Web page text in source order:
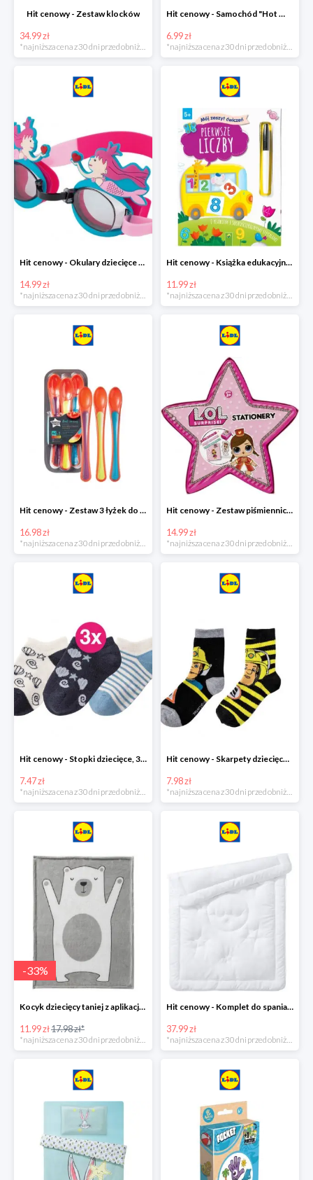
Hit cenowy - Zestaw klocków
34.99 zł
*najniższa cena z 30 dni przed obniżką
Hit cenowy - Samochód "Hot Wheels"
6.99 zł
*najniższa cena z 30 dni przed obniżką
Hit cenowy - Okulary dziecięce do pływania
14.99 zł
Hit cenowy - Książka edukacyjna z pisakiem
11.99 zł
Hit cenowy - Zestaw 3 łyżek do karmienia wskazujących stopień ciepła
16.98 zł
*najniższa cena z 30 dni przed obniżką
Hit cenowy - Zestaw piśmienniczy dla dzieci
14.99 zł
*najniższa cena z 30 dni przed obniżką
Hit cenowy - Stopki dziecięce, 3 pary
7.47 zł
Hit cenowy - Skarpety dziecięce, 2 pary
7.98 zł
-33%
Kocyk dziecięcy taniej z aplikacją Lidl
11.99 zł17.98 zł*
Hit cenowy - Komplet do spania: kołdra i poduszka
37.99 zł